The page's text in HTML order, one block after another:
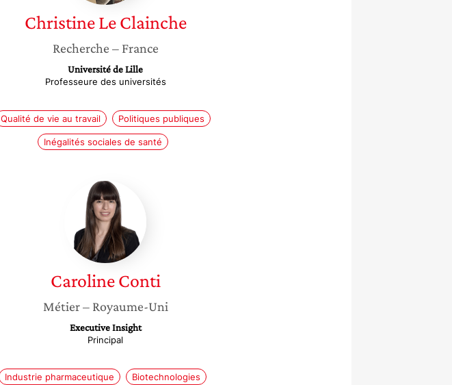
Christine Le Clainche
Recherche – France
Université de Lille
Professeure des universités
Qualité de vie au travail Politiques publiques
Inégalités sociales de santé
Caroline
Conti
Caroline Conti
Métier – Royaume-Uni
Executive Insight
Principal
Industrie pharmaceutique Biotechnologies